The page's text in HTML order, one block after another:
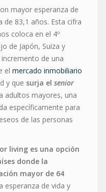
mayor esperanza de
de 83,1 años. Esta cifra
coloca en el 4º
de Japón, Suiza y
de una
el mercado inmobiliario
y que surja el senior
adultos mayores, una
específicamente para
de las personas
living es una opción
donde la
mayor de 64
esperanza de vida y